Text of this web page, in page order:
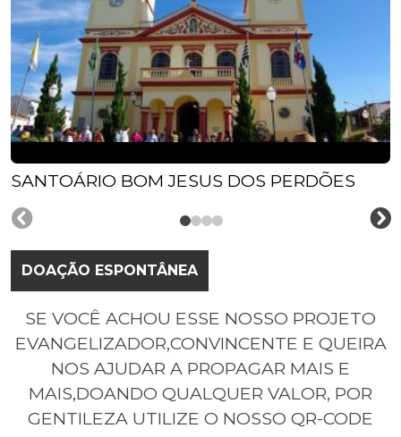
SANTOÁRIO BOM JESUS DOS PERDÕES
DOAÇÃO ESPONTÂNEA
SE VOCÊ ACHOU ESSE NOSSO PROJETO
EVANGELIZADOR,CONVINCENTE E QUEIRA
NOS AJUDAR A PROPAGAR MAIS E
MAIS,DOANDO QUALQUER VALOR, POR
GENTILEZA UTILIZE O NOSSO QR-CODE